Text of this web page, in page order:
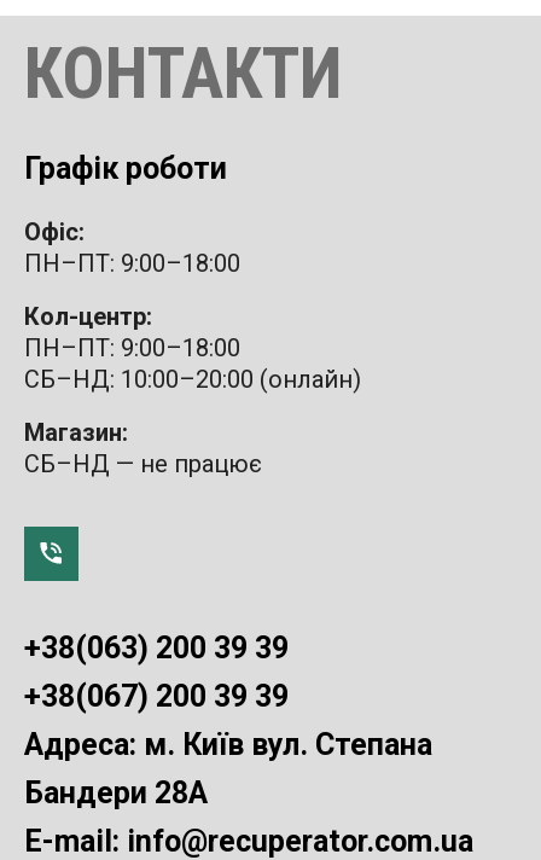
КОНТАКТИ
Графік роботи
Офіс:
ПН–ПТ: 9:00–18:00
Кол-центр:
ПН–ПТ: 9:00–18:00
СБ–НД: 10:00–20:00 (онлайн)
Магазин:
СБ–НД — не працює
+38(063) 200 39 39
+38(067) 200 39 39
Адреса: м. Київ вул. Степана
Бандери 28А
E-mail: info@recuperator.com.ua